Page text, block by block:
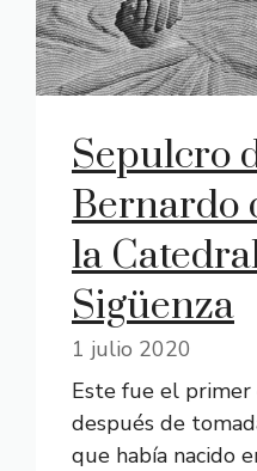
Sepulcro
Bernardo
la
Sigüenza
1 julio 2020
Este fue el primer
después de
que había nacido